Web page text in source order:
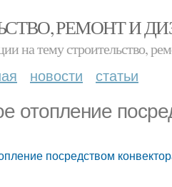
РЕМОНТ И
на тему строительство,
новости статьи
отопление
посредством